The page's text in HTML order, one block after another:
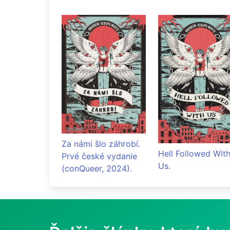
Za námi šlo záhrobí.
Prvé české vydanie
(conQueer, 2024).
Hell Followed With
Us.